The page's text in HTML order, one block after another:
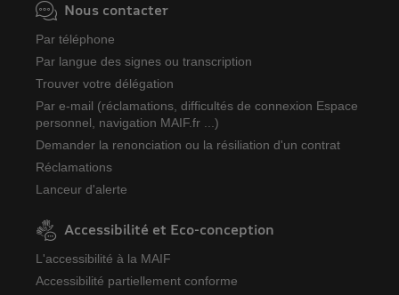
Nous contacter
Par téléphone
Par langue des signes ou transcription
Trouver votre délégation
Par e-mail (réclamations, difficultés de connexion Espace
personnel, navigation MAIF.fr ...)
Demander la renonciation ou la résiliation d'un contrat
Réclamations
Lanceur d'alerte
Accessibilité et Eco-conception
L'accessibilité à la MAIF
Accessibilité partiellement conforme